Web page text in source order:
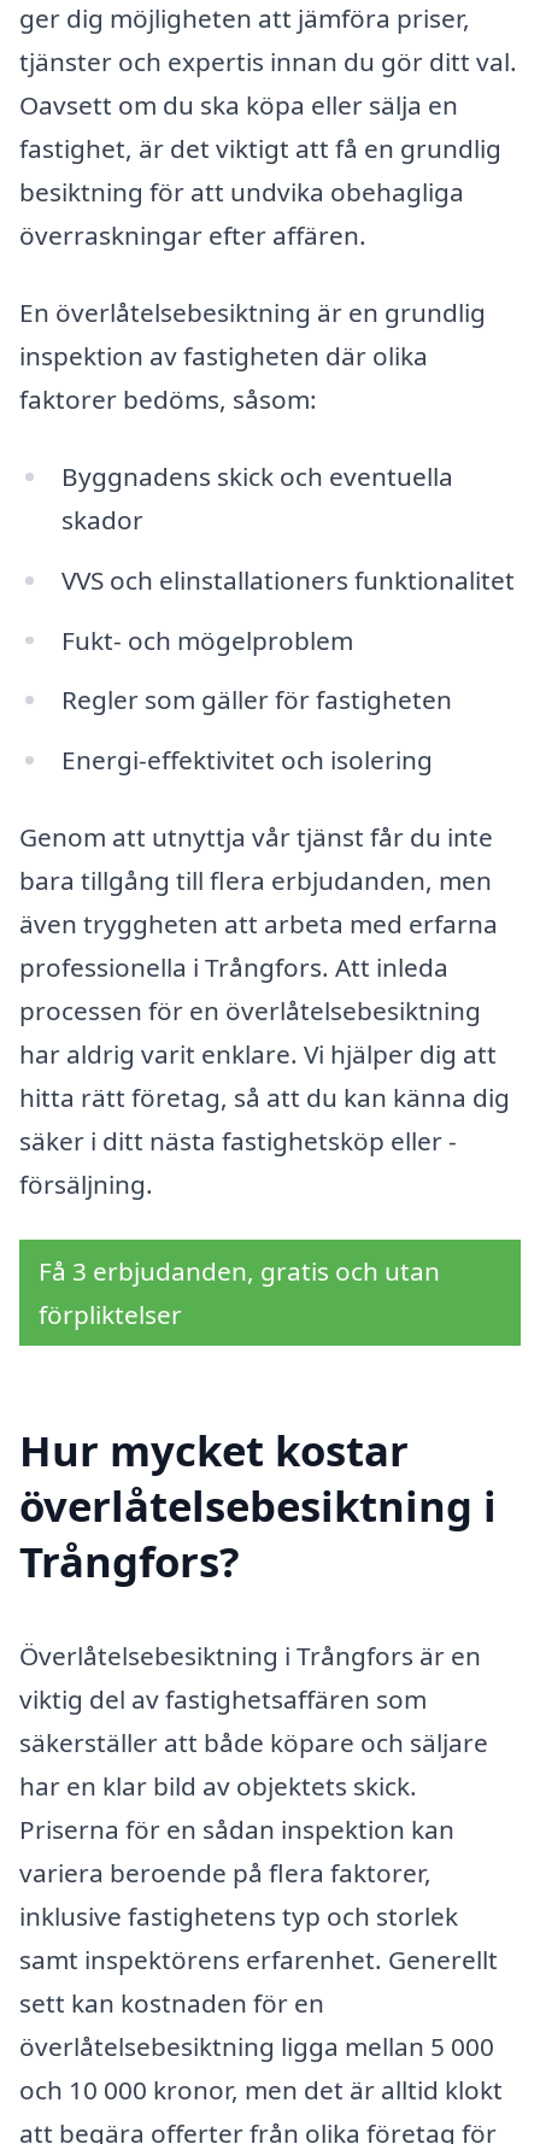
ger dig möjligheten att jämföra priser,
tjänster och expertis innan du gör ditt val.
Oavsett om du ska köpa eller sälja en
fastighet, är det viktigt att få en grundlig
besiktning för att undvika obehagliga
överraskningar efter affären.
En överlåtelsebesiktning är en grundlig
inspektion av fastigheten där olika
faktorer bedöms, såsom:
Byggnadens skick och eventuella
skador
VVS och elinstallationers funktionalitet
Fukt- och mögelproblem
Regler som gäller för fastigheten
Energi-effektivitet och isolering
Genom att utnyttja vår tjänst får du inte
bara tillgång till flera erbjudanden, men
även tryggheten att arbeta med erfarna
professionella i Trångfors. Att inleda
processen för en överlåtelsebesiktning
har aldrig varit enklare. Vi hjälper dig att
hitta rätt företag, så att du kan känna dig
säker i ditt nästa fastighetsköp eller -
försäljning.
Få 3 erbjudanden, gratis och utan
förpliktelser
Hur mycket kostar
överlåtelsebesiktning i
Trångfors?
Överlåtelsebesiktning i Trångfors är en
viktig del av fastighetsaffären som
säkerställer att både köpare och säljare
har en klar bild av objektets skick.
Priserna för en sådan inspektion kan
variera beroende på flera faktorer,
inklusive fastighetens typ och storlek
samt inspektörens erfarenhet. Generellt
sett kan kostnaden för en
överlåtelsebesiktning ligga mellan 5 000
och 10 000 kronor, men det är alltid klokt
att begära offerter från olika företag för